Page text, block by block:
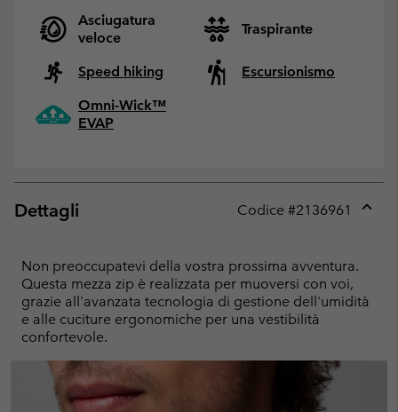
Asciugatura
veloce
Traspirante
Speed hiking
Escursionismo
Omni-Wick™
EVAP
Dettagli Codice #2136961
Non preoccupatevi della vostra prossima avventura.
Questa mezza zip è realizzata per muoversi con voi,
grazie all'avanzata tecnologia di gestione dell'umidità
e alle cuciture ergonomiche per una vestibilità
confortevole.